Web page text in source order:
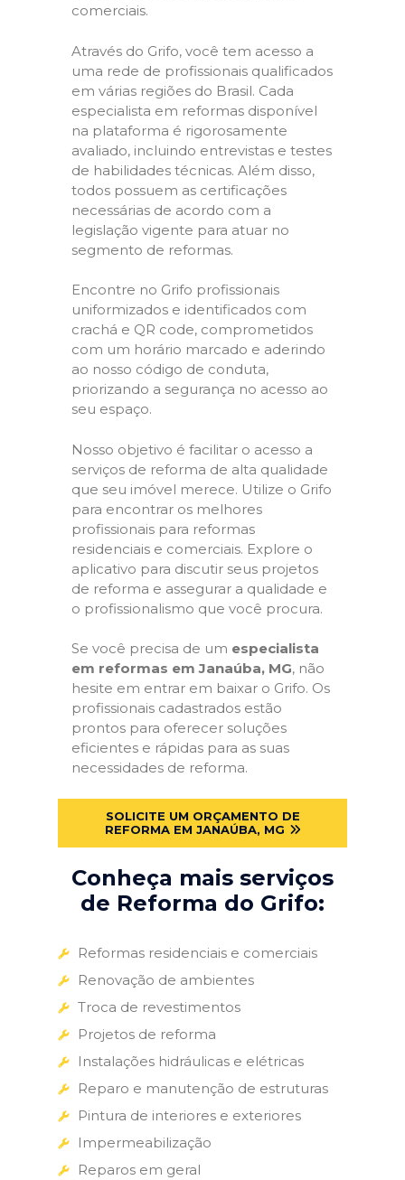
comerciais.
Através do Grifo, você tem acesso a
uma rede de profissionais qualificados
em várias regiões do Brasil. Cada
especialista em reformas disponível
na plataforma é rigorosamente
avaliado, incluindo entrevistas e testes
de habilidades técnicas. Além disso,
todos possuem as certificações
necessárias de acordo com a
legislação vigente para atuar no
segmento de reformas.
Encontre no Grifo profissionais
uniformizados e identificados com
crachá e QR code, comprometidos
com um horário marcado e aderindo
ao nosso código de conduta,
priorizando a segurança no acesso ao
seu espaço.
Nosso objetivo é facilitar o acesso a
serviços de reforma de alta qualidade
que seu imóvel merece. Utilize o Grifo
para encontrar os melhores
profissionais para reformas
residenciais e comerciais. Explore o
aplicativo para discutir seus projetos
de reforma e assegurar a qualidade e
o profissionalismo que você procura.
Se você precisa de um especialista
em reformas em Janaúba, MG, não
hesite em entrar em baixar o Grifo. Os
profissionais cadastrados estão
prontos para oferecer soluções
eficientes e rápidas para as suas
necessidades de reforma.
SOLICITE UM ORÇAMENTO DE
REFORMA EM JANAÚBA, MG
Conheça mais serviços
de Reforma do Grifo:
Reformas residenciais e comerciais
Renovação de ambientes
Troca de revestimentos
Projetos de reforma
Instalações hidráulicas e elétricas
Reparo e manutenção de estruturas
Pintura de interiores e exteriores
Impermeabilização
Reparos em geral